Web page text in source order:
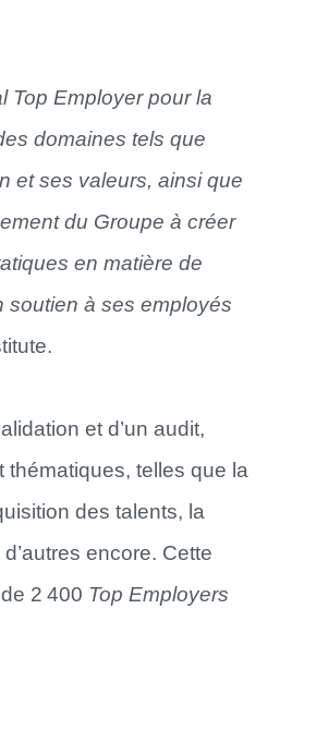
Top Employer pour la
domaines tels que
et ses valeurs, ainsi que
du Groupe à créer
en matière de
soutien à ses employés
et d’un audit,
telles que la
des talents, la
encore. Cette
2 400 Top Employers